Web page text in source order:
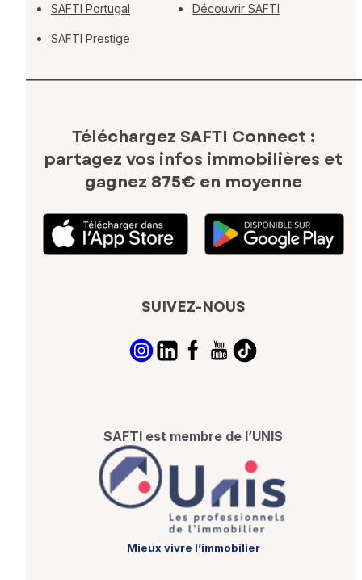
SAFTI Portugal
SAFTI Prestige
Découvrir SAFTI
Téléchargez SAFTI Connect :
partagez vos infos immobilières et
gagnez 875€ en moyenne
SUIVEZ-NOUS
SAFTI est membre de l’UNIS
Mieux vivre l’immobilier